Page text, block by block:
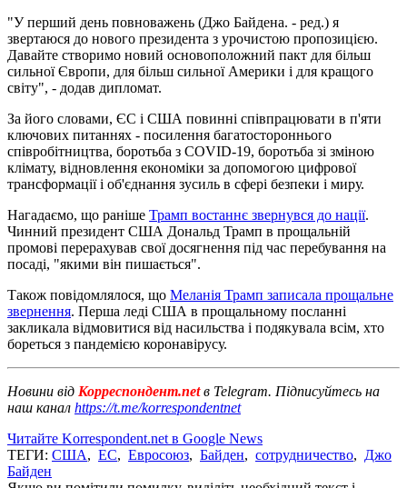
"У перший день повноважень (Джо Байдена. - ред.) я
звертаюся до нового президента з урочистою пропозицією.
Давайте створимо новий основоположний пакт для більш
сильної Європи, для більш сильної Америки і для кращого
світу", - додав дипломат.
За його словами, ЄС і США повинні співпрацювати в п'яти
ключових питаннях - посилення багатостороннього
співробітництва, боротьба з COVID-19, боротьба зі зміною
клімату, відновлення економіки за допомогою цифрової
трансформації і об'єднання зусиль в сфері безпеки і миру.
Нагадаємо, що раніше Трамп востаннє звернувся до нації.
Чинний президент США Дональд Трамп в прощальній
промові перерахував свої досягнення під час перебування на
посаді, "якими він пишається".
Також повідомлялося, що Меланія Трамп записала прощальне
звернення. Перша леді США в прощальному посланні
закликала відмовитися від насильства і подякувала всім, хто
бореться з пандемією коронавірусу.
Новини від Корреспондент.netв Telegram. Підписуйтесь на
наш канал https://t.me/korrespondentnet
Читайте Korrespondent.net в Google News
ТЕГИ: США, ЕС, Евросоюз, Байден, сотрудничество, Джо
Байден